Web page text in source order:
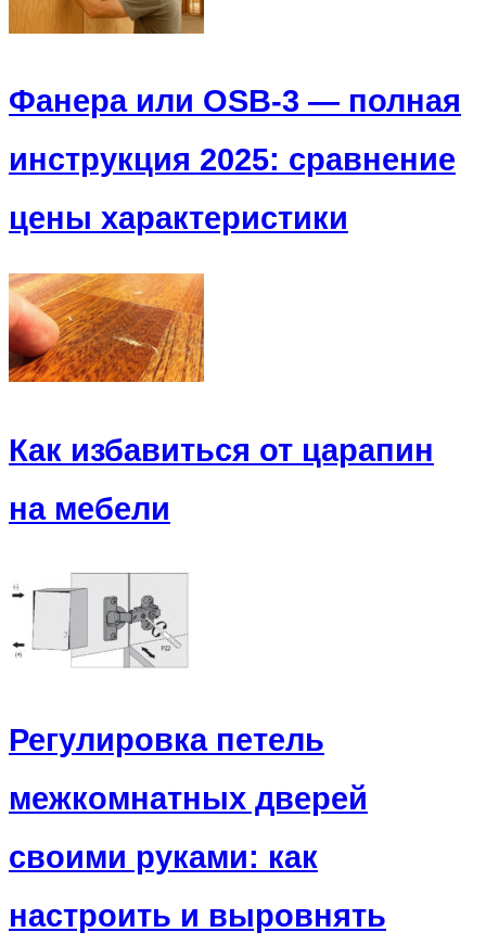
Фанера или OSB-3 — полная
инструкция 2025: сравнение
цены характеристики
Как избавиться от царапин
на мебели
Регулировка петель
межкомнатных дверей
своими руками: как
настроить и выровнять